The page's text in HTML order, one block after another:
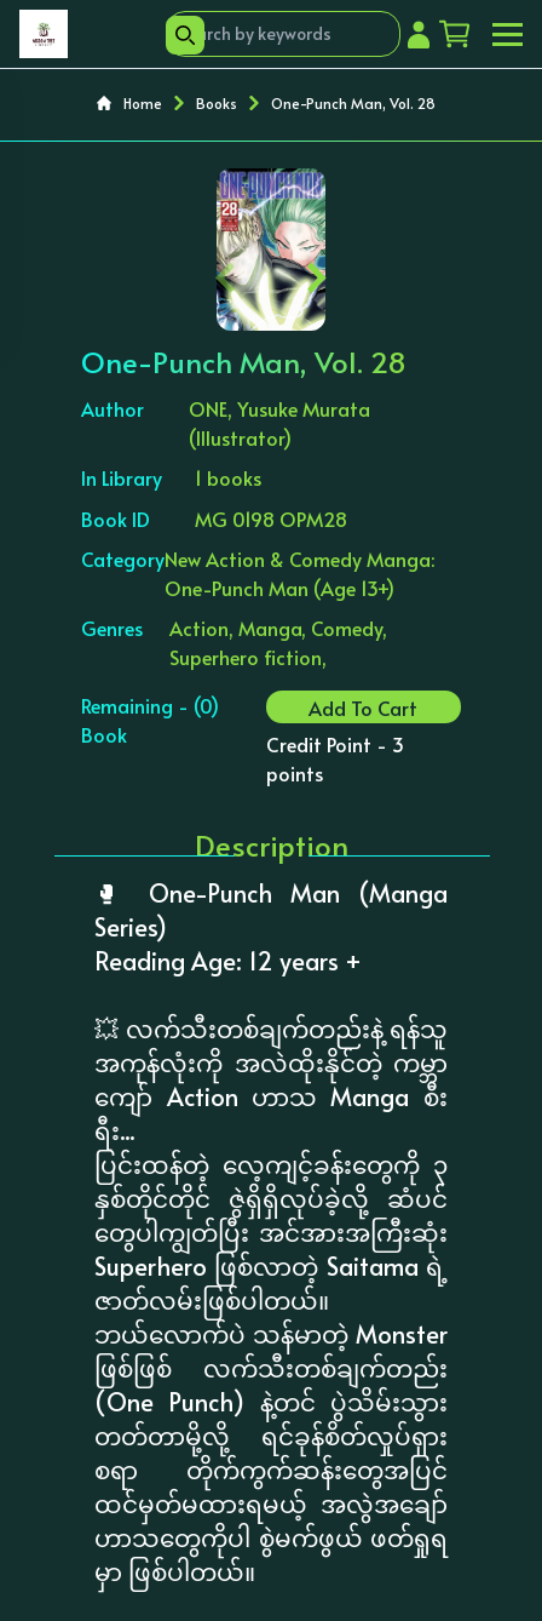
Home Books One-Punch Man, Vol. 28
‹ ›
One-Punch Man, Vol. 28
Author
ONE, Yusuke Murata
(Illustrator)
In Library
1 books
Book ID
MG 0198 OPM28
CategoryNew Action & Comedy Manga:
One-Punch Man (Age 13+)
Genres
Action, Manga, Comedy,
Superhero fiction,
Remaining - (0)
Book
Add To Cart
Credit Point - 3
points
Description
🥊 One-Punch Man (Manga
Series)
Reading Age: 12 years +
💥 လက်သီးတစ်ချက်တည်းနဲ့ ရန်သူ
အကုန်လုံးကို အလဲထိုးနိုင်တဲ့ ကမ္ဘာ
ကျော် Action ဟာသ Manga စီး
ရီး...
ပြင်းထန်တဲ့ လေ့ကျင့်ခန်းတွေကို ၃
နှစ်တိုင်တိုင် ဇွဲရှိရှိလုပ်ခဲ့လို့ ဆံပင်
တွေပါကျွတ်ပြီး အင်အားအကြီးဆုံး
Superhero ဖြစ်လာတဲ့ Saitama ရဲ့
ဇာတ်လမ်းဖြစ်ပါတယ်။
ဘယ်လောက်ပဲ သန်မာတဲ့ Monster
ဖြစ်ဖြစ် လက်သီးတစ်ချက်တည်း
(One Punch) နဲ့တင် ပွဲသိမ်းသွား
တတ်တာမို့လို့ ရင်ခုန်စိတ်လှုပ်ရှား
စရာ တိုက်ကွက်ဆန်းတွေအပြင်
ထင်မှတ်မထားရမယ့် အလွဲအချော်
ဟာသတွေကိုပါ စွဲမက်ဖွယ် ဖတ်ရှုရ
မှာ ဖြစ်ပါတယ်။